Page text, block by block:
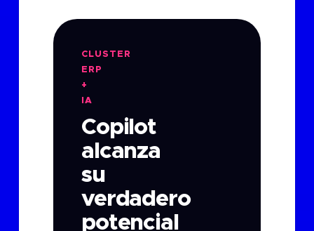
CLUSTER
ERP
+
IA
Copilot
alcanza
su
verdadero
potencial